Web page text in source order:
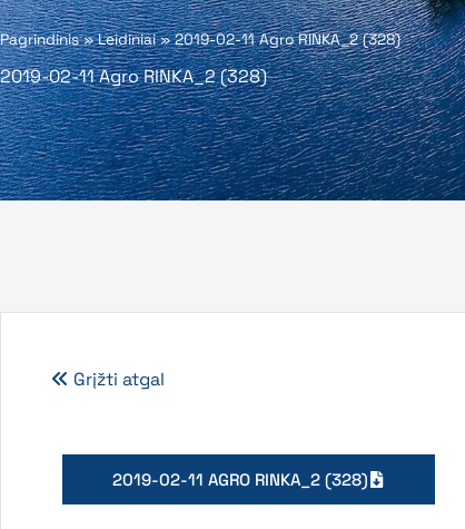
Pagrindinis»Leidiniai»2019-02-11 Agro RINKA_2 (328)
2019-02-11 Agro RINKA_2 (328)
Grįžti atgal
2019-02-11 AGRO RINKA_2 (328)